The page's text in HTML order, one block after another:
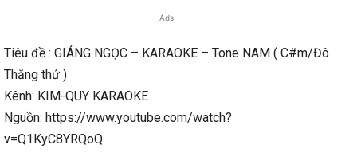
Ads
Tiêu đề : GIÁNG NGỌC – KARAOKE – Tone NAM ( C#m/Đô
Thăng thứ )
Kênh: KIM-QUY KARAOKE
Nguồn: https://www.youtube.com/watch?
v=Q1KyC8YRQoQ